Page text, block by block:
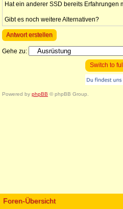
Hat ein anderer SSD bereits Erfahrungen
Gibt es noch weitere Alternativen?
Antwort erstellen
Gehe zu:
Switch to
Powered by phpBB © phpBB Group.
Foren-Übersicht